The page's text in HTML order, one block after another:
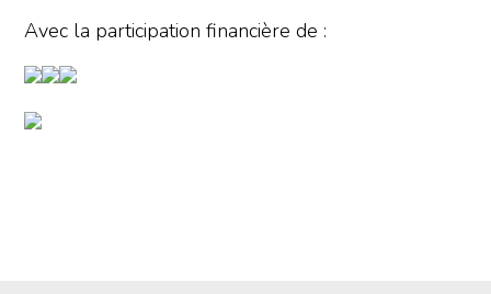
Avec la participation financière de :